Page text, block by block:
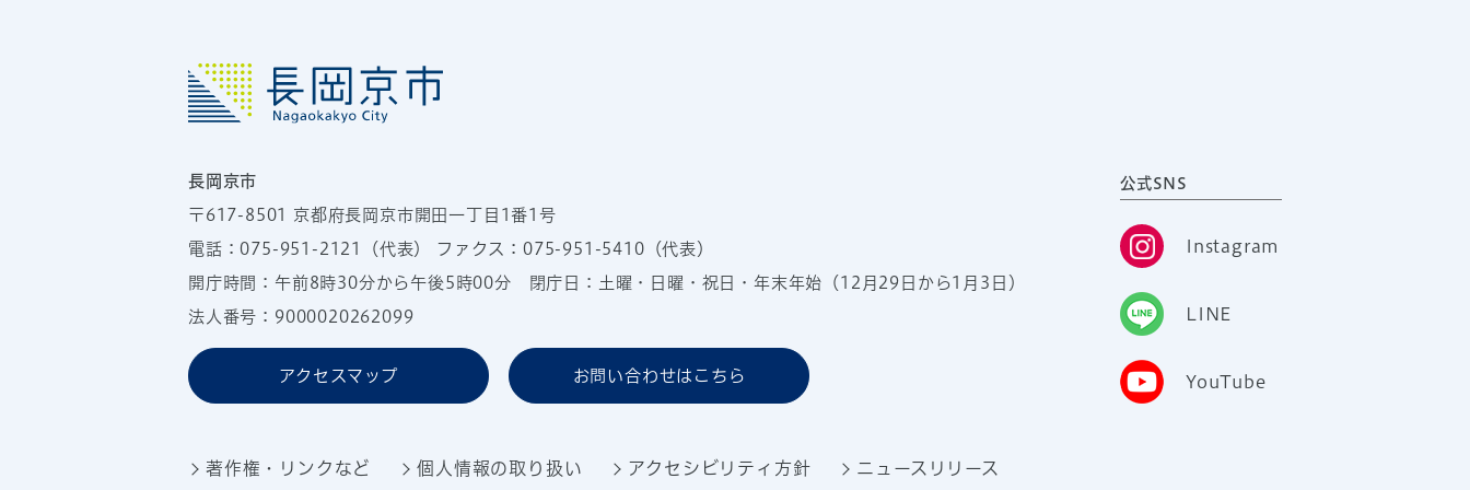
長岡京市
〒617-8501 京都府長岡京市開田一丁目1番1号
電話：075-951-2121 （代表） ファクス：075-951-5410（代表）
開庁時間：午前8時30分から午後5時00分 閉庁日：土曜・日曜・祝日・年末年始（12月29日から1月3日）
法人番号：9000020262099
アクセスマップ お問い合わせはこちら
公式SNS
Instagram
LINE
YouTube
著作権・リンクなど 個人情報の取り扱い アクセシビリティ方針 ニュースリリース